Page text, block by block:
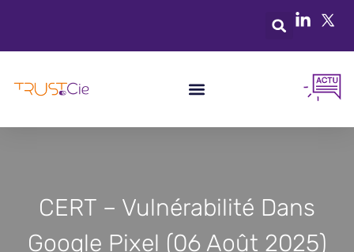
CERT – Vulnérabilité Dans
Google Pixel (06 Août 2025)